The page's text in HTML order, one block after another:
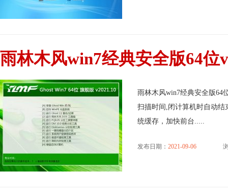
雨林木风win7经典安全版64位
雨林木风win7经典安全版64
扫描时间,闭计算机时自动
统缓存，加快前台.....
发布日期： 2021-09-06